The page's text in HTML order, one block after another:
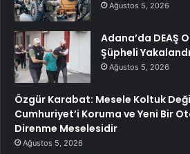
Ağustos 5, 2026
Adana’da DEAŞ
Şüpheli Yakalandı
Ağustos 5, 2026
Özgür Karabat: Mesele Koltuk
Cumhuriyet’i Koruma ve Yeni Bir
Direnme Meselesidir
Ağustos 5, 2026